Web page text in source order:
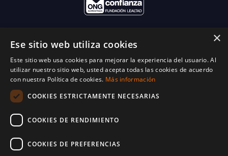
×
Ese sitio web utiliza cookies
Este sitio web usa cookies para mejorar la experiencia del usuario. Al
utilizar nuestro sitio web, usted acepta todas las cookies de acuerdo
con nuestra Política de cookies. Más información
COOKIES ESTRICTAMENTE NECESARIAS
COOKIES DE RENDIMIENTO
COOKIES DE PREFERENCIAS